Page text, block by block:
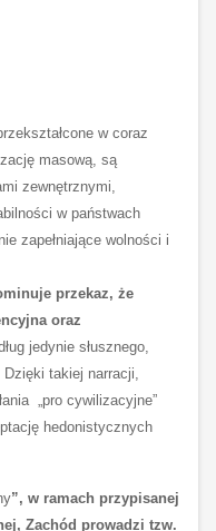
w coraz
masową, są
zewnętrznymi,
w państwach
zapełniające wolności i
przekaz, że
oraz
jedynie słusznego,
takiej narracji,
„pro cywilizacyjne”
hedonistycznych
”, w ramach przypisanej
Zachód prowadzi tzw.